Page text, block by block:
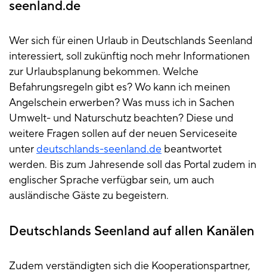
seenland.de
Wer sich für einen Urlaub in Deutschlands Seenland
interessiert, soll zukünftig noch mehr Informationen
zur Urlaubsplanung bekommen. Welche
Befahrungsregeln gibt es? Wo kann ich meinen
Angelschein erwerben? Was muss ich in Sachen
Umwelt- und Naturschutz beachten? Diese und
weitere Fragen sollen auf der neuen Serviceseite
unterdeutschlands-seenland.de beantwortet
werden. Bis zum Jahresende soll das Portal zudem in
englischer Sprache verfügbar sein, um auch
ausländische Gäste zu begeistern.
Deutschlands Seenland auf allen Kanälen
Zudem verständigten sich die Kooperationspartner,